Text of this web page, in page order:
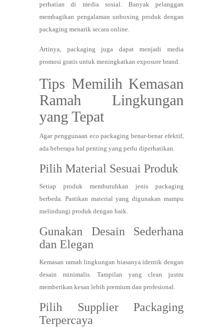
perhatian di media sosial. Banyak pelanggan
membagikan pengalaman unboxing produk dengan
packaging menarik secara online.
Artinya, packaging juga dapat menjadi media
promosi gratis untuk meningkatkan exposure brand.
Tips Memilih Kemasan
Ramah Lingkungan
yang Tepat
Agar penggunaan eco packaging benar-benar efektif,
ada beberapa hal penting yang perlu diperhatikan.
Pilih Material Sesuai Produk
Setiap produk membutuhkan jenis packaging
berbeda. Pastikan material yang digunakan mampu
melindungi produk dengan baik.
Gunakan Desain Sederhana
dan Elegan
Kemasan ramah lingkungan biasanya identik dengan
desain minimalis. Tampilan yang clean justru
memberikan kesan lebih premium dan profesional.
Pilih Supplier Packaging
Terpercaya